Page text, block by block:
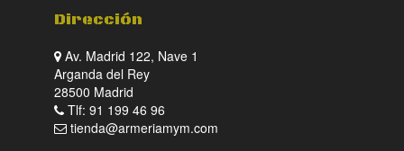
Dirección
Av. Madrid 122, Nave 1
Arganda del Rey
28500 Madrid
Tlf: 91 199 46 96
tienda@armeriamym.com